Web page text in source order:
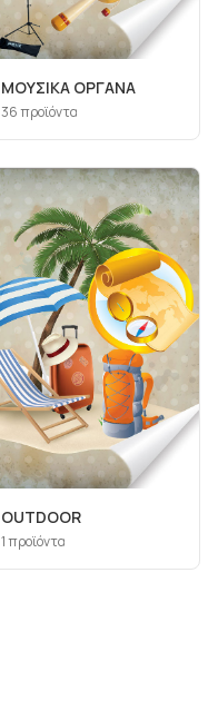
ΜΟΥΣΙΚΑ ΟΡΓΑΝΑ
36προϊόντα
ΟUTDOOR
1προϊόντα